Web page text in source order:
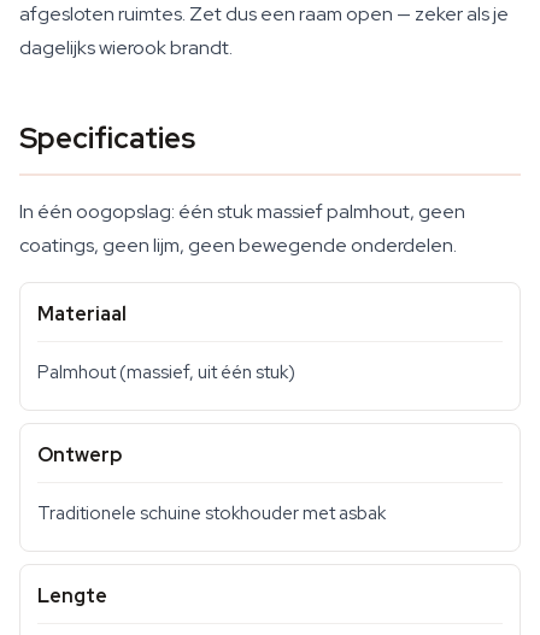
afgesloten ruimtes. Zet dus een raam open — zeker als je
dagelijks wierook brandt.
Specificaties
In één oogopslag: één stuk massief palmhout, geen
coatings, geen lijm, geen bewegende onderdelen.
Materiaal
Palmhout (massief, uit één stuk)
Ontwerp
Traditionele schuine stokhouder met asbak
Lengte